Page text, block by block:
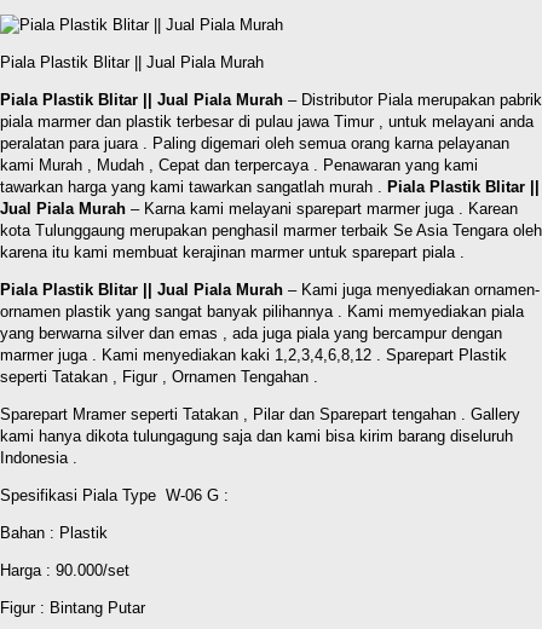
Piala Plastik Blitar || Jual Piala Murah
Piala Plastik Blitar || Jual Piala Murah – Distributor Piala merupakan pabrik
piala marmer dan plastik terbesar di pulau jawa Timur , untuk melayani anda
peralatan para juara . Paling digemari oleh semua orang karna pelayanan
kami Murah , Mudah , Cepat dan terpercaya . Penawaran yang kami
tawarkan harga yang kami tawarkan sangatlah murah . Piala Plastik Blitar ||
Jual Piala Murah – Karna kami melayani sparepart marmer juga . Karean
kota Tulunggaung merupakan penghasil marmer terbaik Se Asia Tengara oleh
karena itu kami membuat kerajinan marmer untuk sparepart piala .
Piala Plastik Blitar || Jual Piala Murah – Kami juga menyediakan ornamen-
ornamen plastik yang sangat banyak pilihannya . Kami memyediakan piala
yang berwarna silver dan emas , ada juga piala yang bercampur dengan
marmer juga . Kami menyediakan kaki 1,2,3,4,6,8,12 . Sparepart Plastik
seperti Tatakan , Figur , Ornamen Tengahan .
Sparepart Mramer seperti Tatakan , Pilar dan Sparepart tengahan . Gallery
kami hanya dikota tulungagung saja dan kami bisa kirim barang diseluruh
Indonesia .
Spesifikasi Piala Type W-06 G :
Bahan : Plastik
Harga : 90.000/set
Figur : Bintang Putar